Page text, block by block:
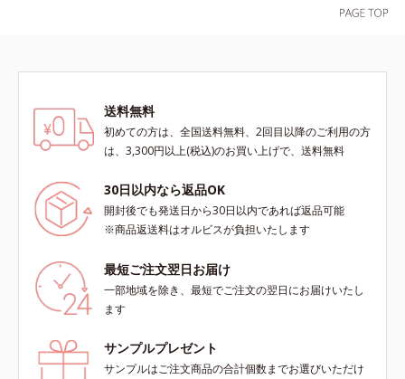
のすみずみまで水分・油分を保ち、
気持ちのこと
分・油分を保ち、ハリ・ツヤを与え
ださい。・BEAUTY夏祭りは、こち
たを応援します。*1 肌にうるおい
齢に応じたお手入れのこと*3 デク
スパンテノールW*4 2022年5月
Mintel社データベース及び先行技術
ウエキス配合＝肌にうるおいを与
え、うるおいに満ちたハリツヤ肌へ
導く保湿成分各商品の詳しい情報は
BEAUTY夏祭りは、こちら
送料無料
初めての方は、全国送料無料、2回目以降のご利用の方
は、3,300円以上(税込)のお買い上げで、送料無料
30日以内なら返品OK
開封後でも発送日から30日以内であれば返品可能
※商品返送料はオルビスが負担いたします
最短ご注文翌日お届け
一部地域を除き、最短でご注文の翌日にお届けいたし
ます
サンプルプレゼント
サンプルはご注文商品の合計個数までお選びいただけ